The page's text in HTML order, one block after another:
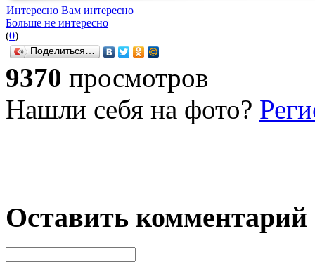
Интересно Вам интересно
Больше не интересно
(0)
Поделиться…
9370 просмотров
Нашли себя на фото?
Оставить комментарий